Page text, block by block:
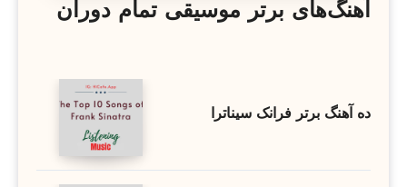
آهنگ‌های برتر موسیقی تمام دوران
ده آهنگ برتر فرانک سیناترا